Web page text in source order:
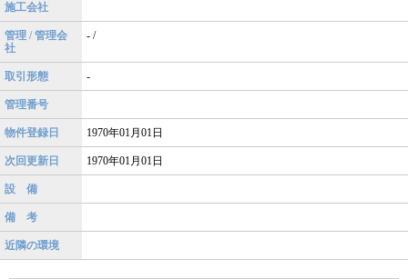
施工会社
管理 / 管理会
社
- /
取引形態 -
管理番号
物件登録日 1970年01月01日
次回更新日 1970年01月01日
設 備
備 考
近隣の環境